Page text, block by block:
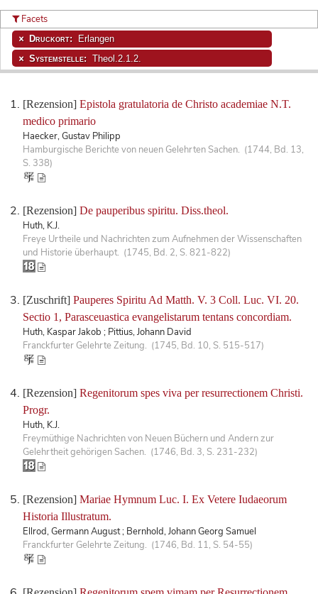
[Rezension] Epistola gratulatoria de Christo academiae N.T.
medico primario
Haecker, Gustav Philipp
Hamburgische Berichte von neuen Gelehrten Sachen. (1744, Bd. 13,
S. 338)
[Rezension] De pauperibus spiritu. Diss.theol.
Huth, K.J.
Freye Urtheile und Nachrichten zum Aufnehmen der Wissenschaften
und Historie überhaupt. (1745, Bd. 2, S. 821-822)
[Zuschrift] Pauperes Spiritu Ad Matth. V. 3 Coll. Luc. VI. 20.
Sectio 1, Parasceuastica evangelistarum tentans concordiam.
Huth, Kaspar Jakob ; Pittius, Johann David
Franckfurter Gelehrte Zeitung. (1745, Bd. 10, S. 515-517)
[Rezension] Regenitorum spes viva per resurrectionem Christi.
Progr.
Huth, K.J.
Freymüthige Nachrichten von Neuen Büchern und Andern zur
Gelehrtheit gehörigen Sachen. (1746, Bd. 3, S. 231-232)
[Rezension] Mariae Hymnum Luc. I. Ex Vetere Iudaeorum
Historia Illustratum.
Ellrod, Germann August ; Bernhold, Johann Georg Samuel
Franckfurter Gelehrte Zeitung. (1746, Bd. 11, S. 54-55)
Facets
Druckort: Erlangen
Systemstelle: Theol.2.1.2.